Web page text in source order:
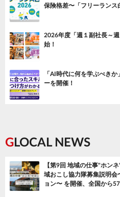
保険格差〜「フリーランス
2026年度「週１副社長～
始！
「AI時代に何を学ぶべき
ーを開催！
GLOCAL NEWS
【第9回 地域の仕事"ホン
域おこし協力隊募集説明会
ョン〜 を開催、全国から